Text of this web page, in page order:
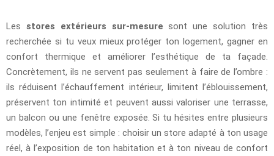
Les stores extérieurs sur-mesure sont une solution très
recherchée si tu veux mieux protéger ton logement, gagner en
confort thermique et améliorer l’esthétique de ta façade.
Concrètement, ils ne servent pas seulement à faire de l’ombre :
ils réduisent l’échauffement intérieur, limitent l’éblouissement,
préservent ton intimité et peuvent aussi valoriser une terrasse,
un balcon ou une fenêtre exposée. Si tu hésites entre plusieurs
modèles, l’enjeu est simple : choisir un store adapté à ton usage
réel, à l’exposition de ton habitation et à ton niveau de confort